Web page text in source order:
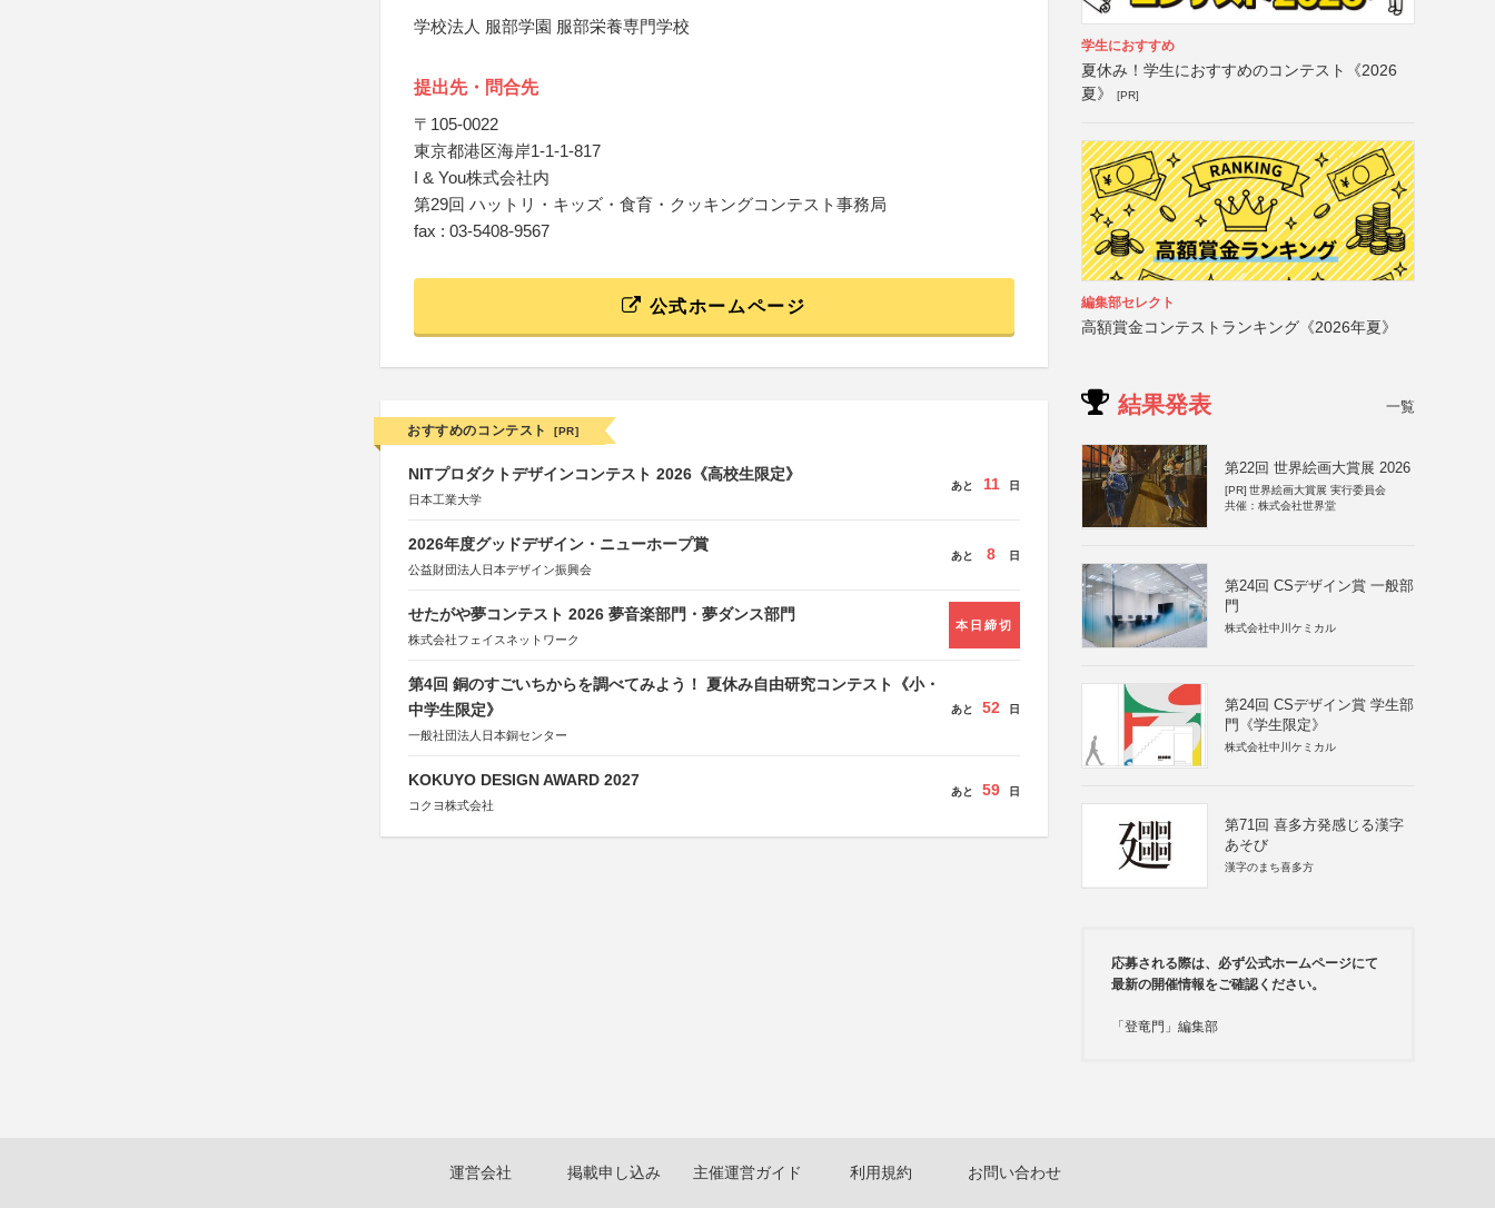
学校法人 服部学園 服部栄養専門学校
提出先・問合先
〒105-0022
東京都港区海岸1-1-1-817
I & You株式会社内
第29回 ハットリ・キッズ・食育・クッキングコンテスト事務局
fax : 03-5408-9567
公式ホームページ
おすすめのコンテスト [PR]
NITプロダクトデザインコンテスト 2026《高校生限定》
日本工業大学
あと 11 日
2026年度グッドデザイン・ニューホープ賞
公益財団法人日本デザイン振興会
あと 8 日
せたがや夢コンテスト 2026 夢音楽部門・夢ダンス部門
株式会社フェイスネットワーク
本日締切
第4回 銅のすごいちからを調べてみよう！ 夏休み自由研究コンテスト《小・
中学生限定》
一般社団法人日本銅センター
あと 52 日
KOKUYO DESIGN AWARD 2027
コクヨ株式会社
あと 59 日
学生におすすめ
夏休み！学生におすすめのコンテスト《2026
夏》
[PR]
編集部セレクト
高額賞金コンテストランキング《2026年夏》
結果発表 一覧
第22回 世界絵画大賞展 2026
[PR] 世界絵画大賞展 実行委員会
共催：株式会社世界堂
第24回 CSデザイン賞 一般部
門
株式会社中川ケミカル
第24回 CSデザイン賞 学生部
門《学生限定》
株式会社中川ケミカル
第71回 喜多方発感じる漢字
あそび
漢字のまち喜多方
応募される際は、必ず公式ホームページにて
最新の開催情報をご確認ください。
「登竜門」編集部
運営会社 掲載申し込み 主催運営ガイド 利用規約 お問い合わせ